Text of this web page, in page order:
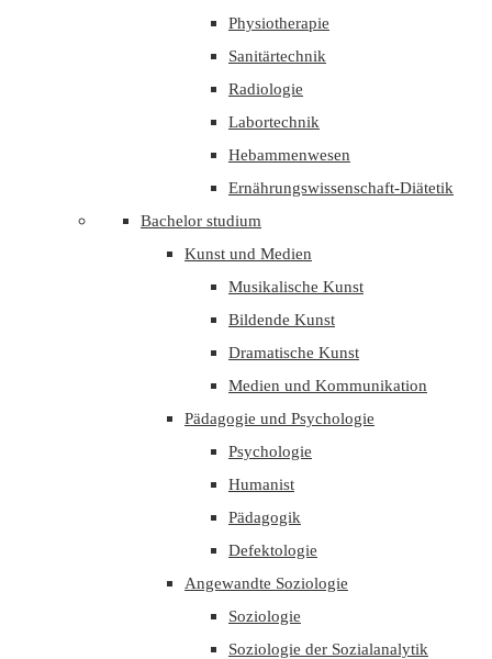
Physiotherapie
Sanitärtechnik
Radiologie
Labortechnik
Hebammenwesen
Ernährungswissenschaft-Diätetik
Bachelor studium
Kunst und Medien
Musikalische Kunst
Bildende Kunst
Dramatische Kunst
Medien und Kommunikation
Pädagogie und Psychologie
Psychologie
Humanist
Pädagogik
Defektologie
Angewandte Soziologie
Soziologie
Soziologie der Sozialanalytik